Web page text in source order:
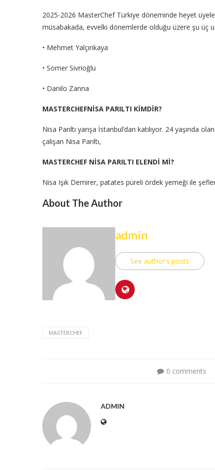
2025-2026 MasterChef Türkiye döneminde heyet
müsabakada, evvelki dönemlerde olduğu üzere şu üç
• Mehmet Yalçınkaya
• Somer Sivrioğlu
• Danilo Zanna
MASTERCHEFNİSA PARILTI KİMDİR?
Nisa Parıltı yarışa İstanbul’dan katılıyor. 24 yaşında
çalışan Nisa Parıltı,
MASTERCHEF NİSA PARILTI ELENDİ Mİ?
Nisa Işık Demirer, patates püreli ördek yemeği ile
About The Author
admin
See author's posts
MASTERCHEF
0 comments
ADMIN